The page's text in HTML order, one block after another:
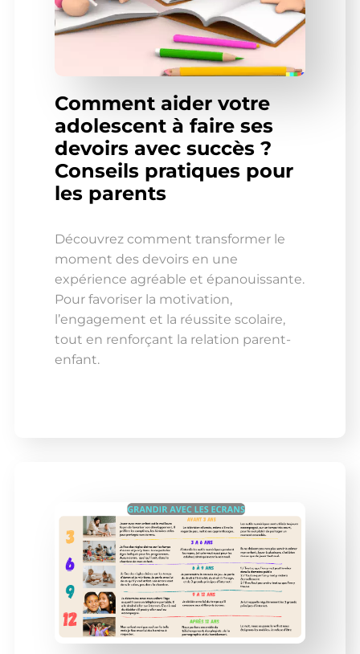
Comment aider votre
adolescent à faire ses
devoirs avec succès ?
Conseils pratiques pour
les parents
Découvrez comment transformer le
moment des devoirs en une
expérience agréable et épanouissante.
Pour favoriser la motivation,
l’engagement et la réussite scolaire,
tout en renforçant la relation parent-
enfant.